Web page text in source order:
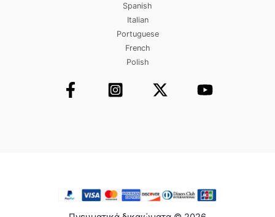
Spanish
Italian
Portuguese
French
Polish